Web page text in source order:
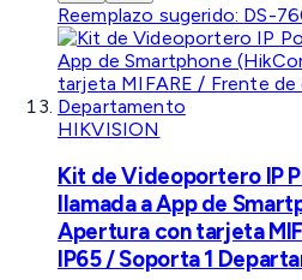
Reemplazo sugerido: DS-
HIKVISION
Kit de Videoportero IP
llamada a App de
Apertura con tarjeta
IP65 / Soporta 1